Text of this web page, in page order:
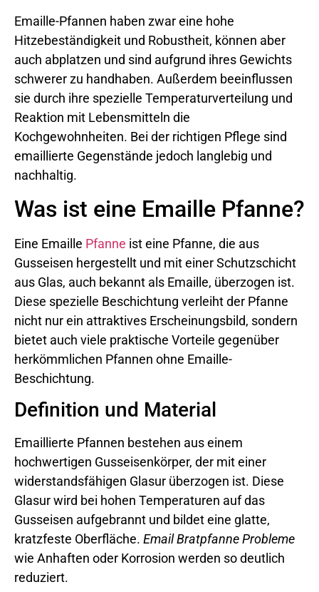
Emaille-Pfannen haben zwar eine hohe
Hitzebeständigkeit und Robustheit, können aber
auch abplatzen und sind aufgrund ihres Gewichts
schwerer zu handhaben. Außerdem beeinflussen
sie durch ihre spezielle Temperaturverteilung und
Reaktion mit Lebensmitteln die
Kochgewohnheiten. Bei der richtigen Pflege sind
emaillierte Gegenstände jedoch langlebig und
nachhaltig.
Was ist eine Emaille Pfanne?
Eine Emaille Pfanne ist eine Pfanne, die aus
Gusseisen hergestellt und mit einer Schutzschicht
aus Glas, auch bekannt als Emaille, überzogen ist.
Diese spezielle Beschichtung verleiht der Pfanne
nicht nur ein attraktives Erscheinungsbild, sondern
bietet auch viele praktische Vorteile gegenüber
herkömmlichen Pfannen ohne Emaille-
Beschichtung.
Definition und Material
Emaillierte Pfannen bestehen aus einem
hochwertigen Gusseisenkörper, der mit einer
widerstandsfähigen Glasur überzogen ist. Diese
Glasur wird bei hohen Temperaturen auf das
Gusseisen aufgebrannt und bildet eine glatte,
kratzfeste Oberfläche. Email Bratpfanne Probleme
wie Anhaften oder Korrosion werden so deutlich
reduziert.